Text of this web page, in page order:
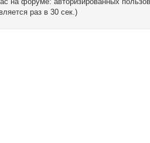
раз в 30 сек.)